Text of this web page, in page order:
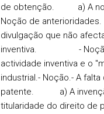
de obtenção. a) A
Noção de
divulgação que não
inventiva. -
actividade inventiva e o
industrial.- Noção.- A
patente. a) A
titularidade do direito